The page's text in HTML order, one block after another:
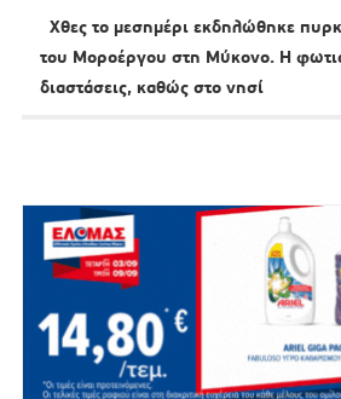
Χθες το μεσημέρι εκδηλώθηκε
του Μοροέργου στη Μύκονο. Η
διαστάσεις, καθώς στο νησί